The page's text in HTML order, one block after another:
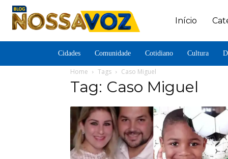
Início
Cidades Comunidade Cotidiano Cultura
Home Tags Caso Miguel
Tag: Caso Miguel